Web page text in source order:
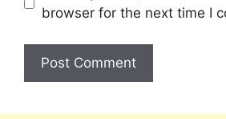
browser for the next time I